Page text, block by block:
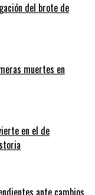
del brote de
muertes en
en el de